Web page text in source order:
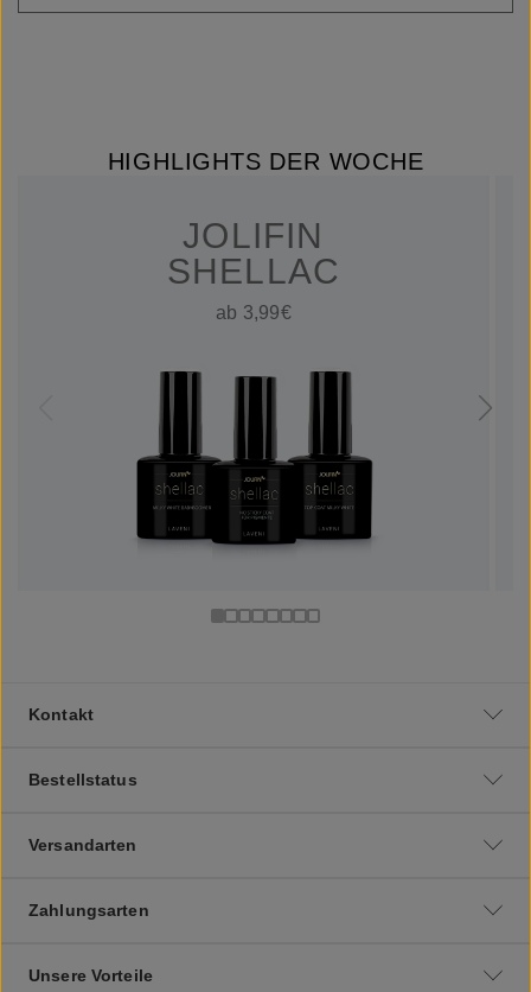
HIGHLIGHTS DER WOCHE
JOLIFIN
SHELLAC
ab 3,99€
Kontakt
Bestellstatus
Versandarten
Zahlungsarten
Unsere Vorteile